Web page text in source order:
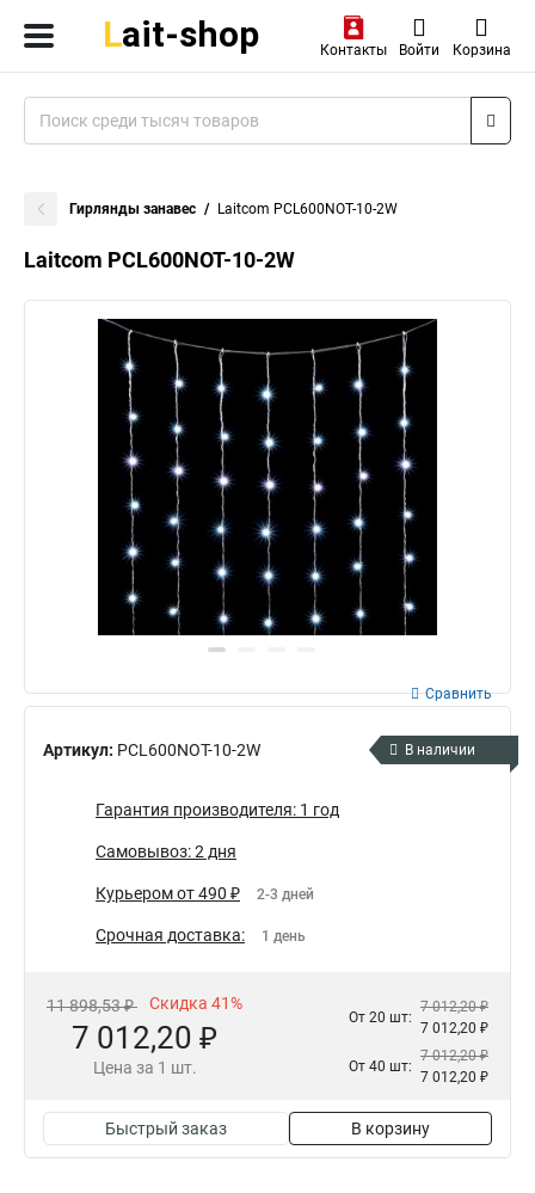
Контакты Войти Корзина
Гирлянды занавес Laitcom PCL600NOT-10-2W
Laitcom PCL600NOT-10-2W
Артикул: PCL600NOT-10-2W
Сравнить
В наличии
Гарантия производителя: 1 год
Самовывоз: 2 дня
Курьером от 490 ₽ 2-3 дней
Срочная доставка: 1 день
11 898,53 ₽ Скидка 41%
7 012,20 ₽
Цена за 1 шт.
От 20 шт:
7 012,20 ₽
7 012,20 ₽
От 40 шт:
7 012,20 ₽
7 012,20 ₽
Быстрый заказ В корзину